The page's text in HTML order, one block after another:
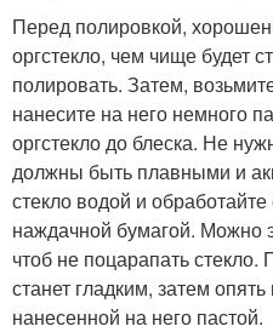
Перед полировкой,
оргстекло, чем чище будет
полировать. Затем,
нанесите на него немного
оргстекло до блеска. Не
должны быть плавными и
стекло водой и
наждачной бумагой. Можно
чтоб не поцарапать
станет гладким, затем
нанесенной на него пастой.